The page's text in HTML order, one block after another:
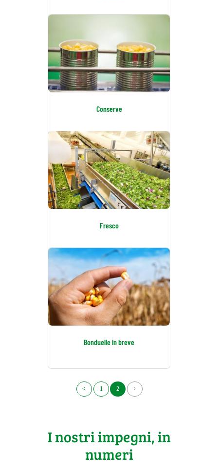
Conserve
Fresco
Bonduelle in breve
< 1 2 >
I nostri impegni, in
numeri